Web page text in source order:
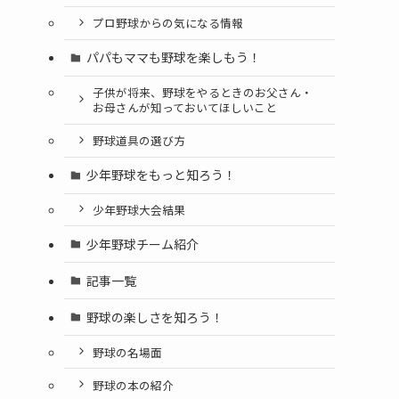
プロ野球からの気になる情報
パパもママも野球を楽しもう！
子供が将来、野球をやるときのお父さん・
お母さんが知っておいてほしいこと
野球道具の選び方
少年野球をもっと知ろう！
少年野球大会結果
少年野球チーム紹介
記事一覧
野球の楽しさを知ろう！
野球の名場面
野球の本の紹介